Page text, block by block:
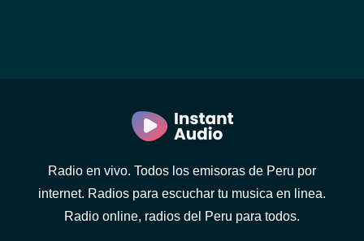
Radio en vivo. Todos los emisoras de Peru por
internet. Radios para escuchar tu musica en linea.
Radio online, radios del Peru para todos.